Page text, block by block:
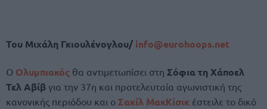
Του Μιχάλη Γκιουλένογλου/ info@eurohoops.net
Ο Ολυμπιακός θα αντιμετωπίσει στη Σόφια τη Χάποελ
Τελ Αβίβ για την 37η και προτελευταία αγωνιστική της
κανονικής περιόδου και ο Σακίλ ΜακΚίσικ έστειλε το δικό